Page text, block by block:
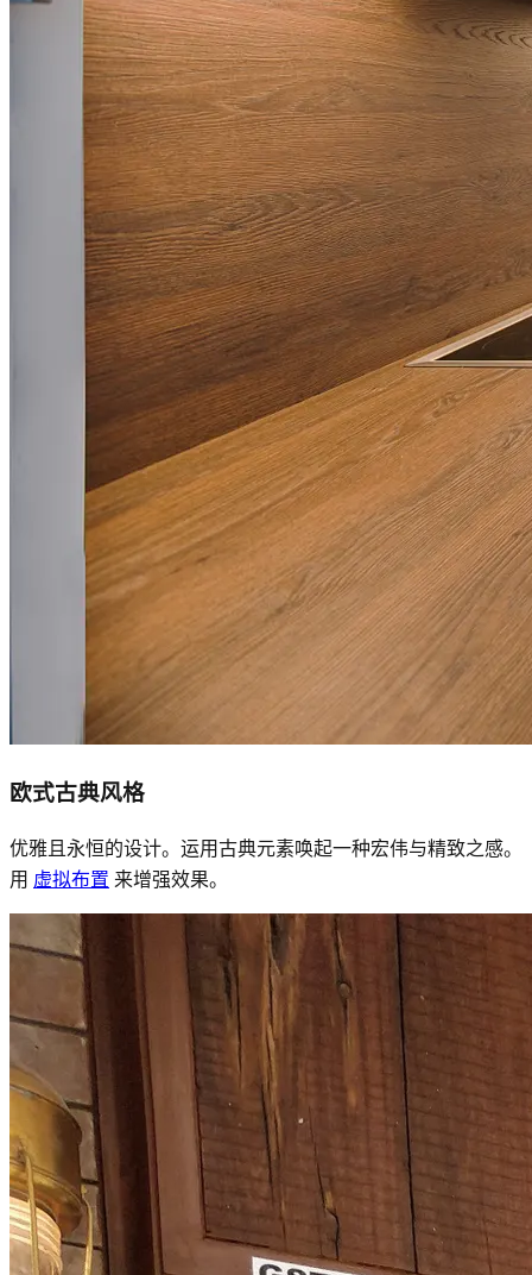
欧式古典风格
优雅且永恒的设计。运用古典元素唤起一种宏伟与精致之感。
用 虚拟布置来增强效果。